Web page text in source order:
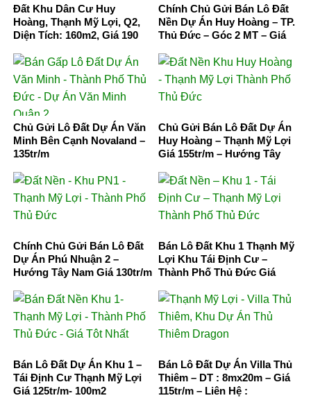
Đất Khu Dân Cư Huy
Hoàng, Thạnh Mỹ Lợi, Q2,
Diện Tích: 160m2, Giá 190
Chính Chủ Gửi Bán Lô Đất
Nền Dự Án Huy Hoàng – TP.
Thủ Đức – Góc 2 MT – Giá
Chủ Gửi Lô Đất Dự Án Văn
Minh Bên Cạnh Novaland –
135tr/m
Chủ Gửi Bán Lô Đất Dự Án
Huy Hoàng – Thạnh Mỹ Lợi
Giá 155tr/m – Hướng Tây
Chính Chủ Gửi Bán Lô Đất
Dự Án Phú Nhuận 2 –
Hướng Tây Nam Giá 130tr/m
Bán Lô Đất Khu 1 Thạnh Mỹ
Lợi Khu Tái Định Cư –
Thành Phố Thủ Đức Giá
Bán Lô Đất Dự Án Khu 1 –
Tái Định Cư Thạnh Mỹ Lợi
Giá 125tr/m- 100m2
Bán Lô Đất Dự Án Villa Thủ
Thiêm – DT : 8mx20m – Giá
115tr/m – Liên Hệ :